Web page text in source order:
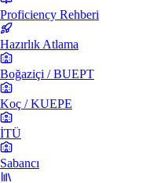
Proficiency Rehberi
Hazırlık Atlama
Boğaziçi / BUEPT
Koç / KUEPE
İTÜ
Sabancı